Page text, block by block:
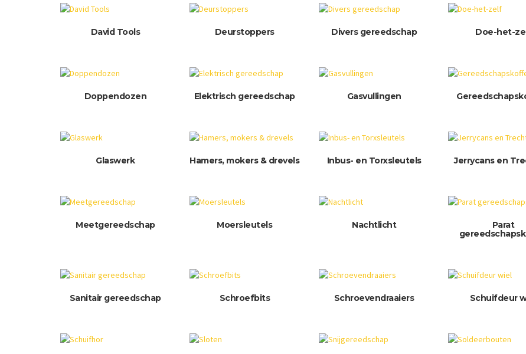
David Tools Deurstoppers Divers gereedschap Doe-het-
Doppendozen Elektrisch gereedschap Gasvullingen
Glaswerk Hamers, mokers & drevels Inbus- en Torxsleutels Jerrycans en
Meetgereedschap Moersleutels Nachtlicht
Parat
Sanitair gereedschap Schroefbits Schroevendraaiers Schuifdeur